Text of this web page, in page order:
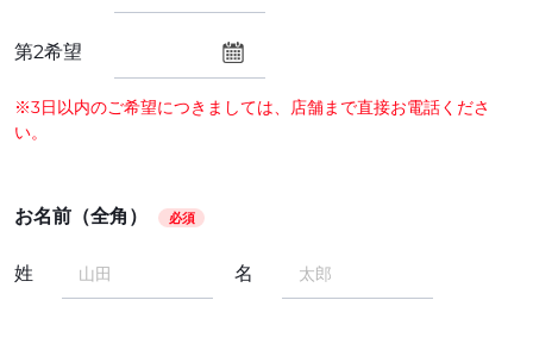
第2希望
※3日以内のご希望につきましては、店舗まで直接お電話くださ
い。
お名前（全角） 必須
姓 名